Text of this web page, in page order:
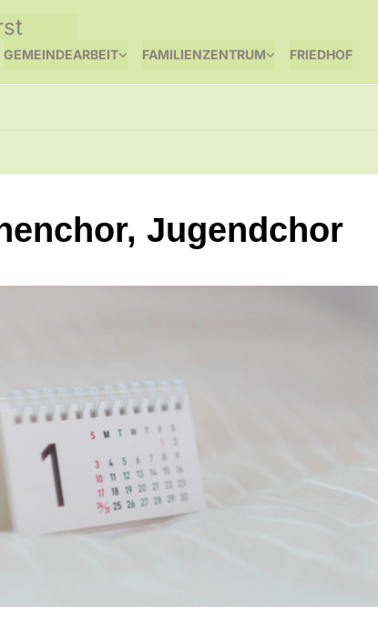
GEMEINDEARBEIT FAMILIENZENTRUM FRIEDHOF
Jugendchor